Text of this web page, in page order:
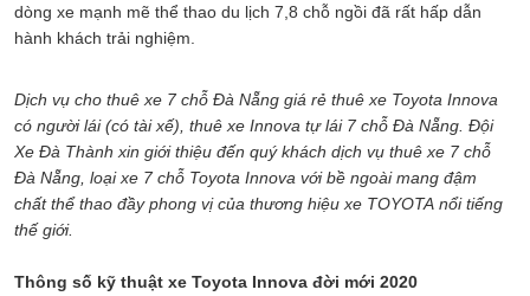
dòng xe mạnh mẽ thể thao du lịch 7,8 chỗ ngồi đã rất hấp dẫn
hành khách trải nghiệm.
Dịch vụ cho thuê xe 7 chỗ Đà Nẵng giá rẻ thuê xe Toyota Innova
có người lái (có tài xế), thuê xe Innova tự lái 7 chỗ Đà Nẵng. Đội
Xe Đà Thành xin giới thiệu đến quý khách dịch vụ thuê xe 7 chỗ
Đà Nẵng, loại xe 7 chỗ Toyota Innova với bề ngoài mang đậm
chất thể thao đầy phong vị của thương hiệu xe TOYOTA nổi tiếng
thế giới.
Thông số kỹ thuật xe Toyota Innova đời mới 2020